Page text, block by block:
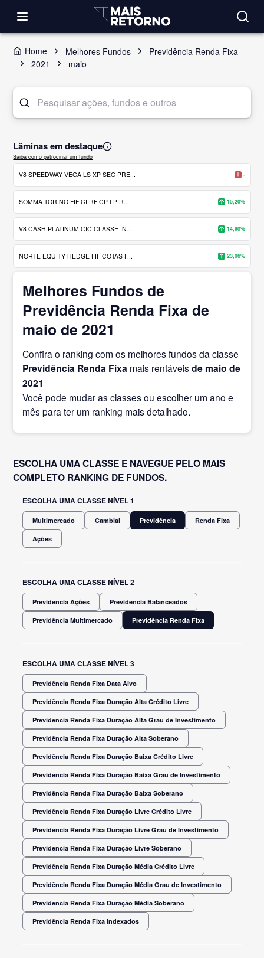
Home Melhores Fundos
Previdência Renda Fixa
2021
maio
Lâminas em destaque
Saiba como patrocinar um fundo
V8 SPEEDWAY VEGA LS XP SEG PRE... -
SOMMA TORINO FIF CI RF CP LP R... 15,20%
V8 CASH PLATINUM CIC CLASSE IN... 14,90%
NORTE EQUITY HEDGE FIF COTAS F... 23,06%
Melhores Fundos de
Previdência Renda Fixa de
maio de 2021
Confira o ranking com os melhores fundos da classe
Previdência Renda Fixa mais rentáveisde maio de
2021
Você pode mudar as classes ou escolher um ano e
mês para ter um ranking mais detalhado.
ESCOLHA UMA CLASSE E NAVEGUE PELO MAIS
COMPLETO RANKING DE FUNDOS.
ESCOLHA UMA CLASSE NÍVEL 1
Multimercado Cambial Previdência Renda Fixa
Ações
ESCOLHA UMA CLASSE NÍVEL 2
Previdência Ações Previdência Balanceados
Previdência Multimercado Previdência Renda Fixa
ESCOLHA UMA CLASSE NÍVEL 3
Previdência Renda Fixa Data Alvo
Previdência Renda Fixa Duração Alta Crédito Livre
Previdência Renda Fixa Duração Alta Grau de Investimento
Previdência Renda Fixa Duração Alta Soberano
Previdência Renda Fixa Duração Baixa Crédito Livre
Previdência Renda Fixa Duração Baixa Grau de Investimento
Previdência Renda Fixa Duração Baixa Soberano
Previdência Renda Fixa Duração Livre Crédito Livre
Previdência Renda Fixa Duração Livre Grau de Investimento
Previdência Renda Fixa Duração Livre Soberano
Previdência Renda Fixa Duração Média Crédito Livre
Previdência Renda Fixa Duração Média Grau de Investimento
Previdência Renda Fixa Duração Média Soberano
Previdência Renda Fixa Indexados